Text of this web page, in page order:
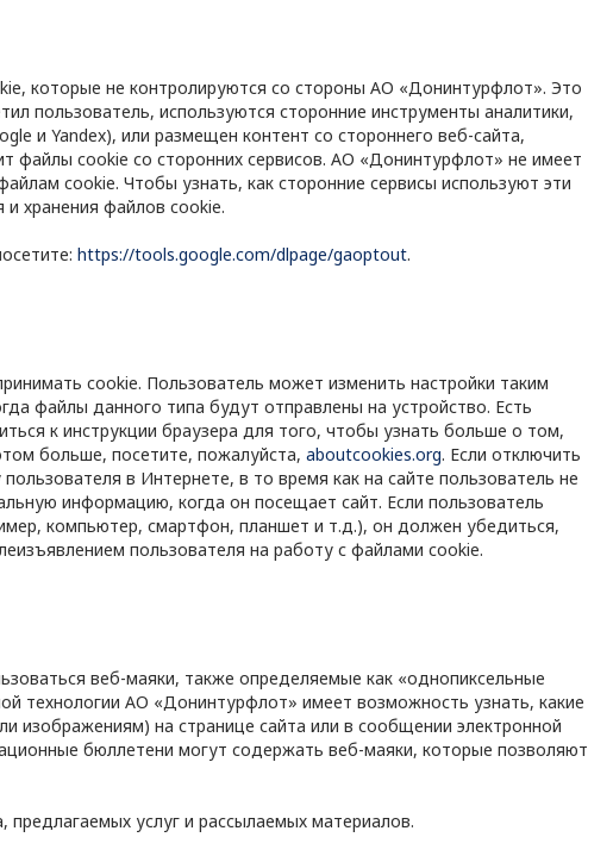
которые не контролируются со стороны АО «Донинтурфлот». Это
пользователь, используются сторонние инструменты аналитики,
и Yandex), или размещен контент со стороннего веб-сайта,
файлы cookie со сторонних сервисов. АО «Донинтурфлот» не имеет
cookie. Чтобы узнать, как сторонние сервисы используют эти
хранения файлов cookie.
https://tools.google.com/dlpage/gaoptout.
cookie. Пользователь может изменить настройки таким
файлы данного типа будут отправлены на устройство. Есть
к инструкции браузера для того, чтобы узнать больше о том,
больше, посетите, пожалуйста, aboutcookies.org. Если отключить
в Интернете, в то время как на сайте пользователь не
информацию, когда он посещает сайт. Если пользователь
компьютер, смартфон, планшет и т.д.), он должен убедиться,
пользователя на работу с файлами cookie.
веб-маяки, также определяемые как «однопиксельные
технологии АО «Донинтурфлот» имеет возможность узнать, какие
изображениям) на странице сайта или в сообщении электронной
бюллетени могут содержать веб-маяки, которые позволяют
услуг и рассылаемых материалов.